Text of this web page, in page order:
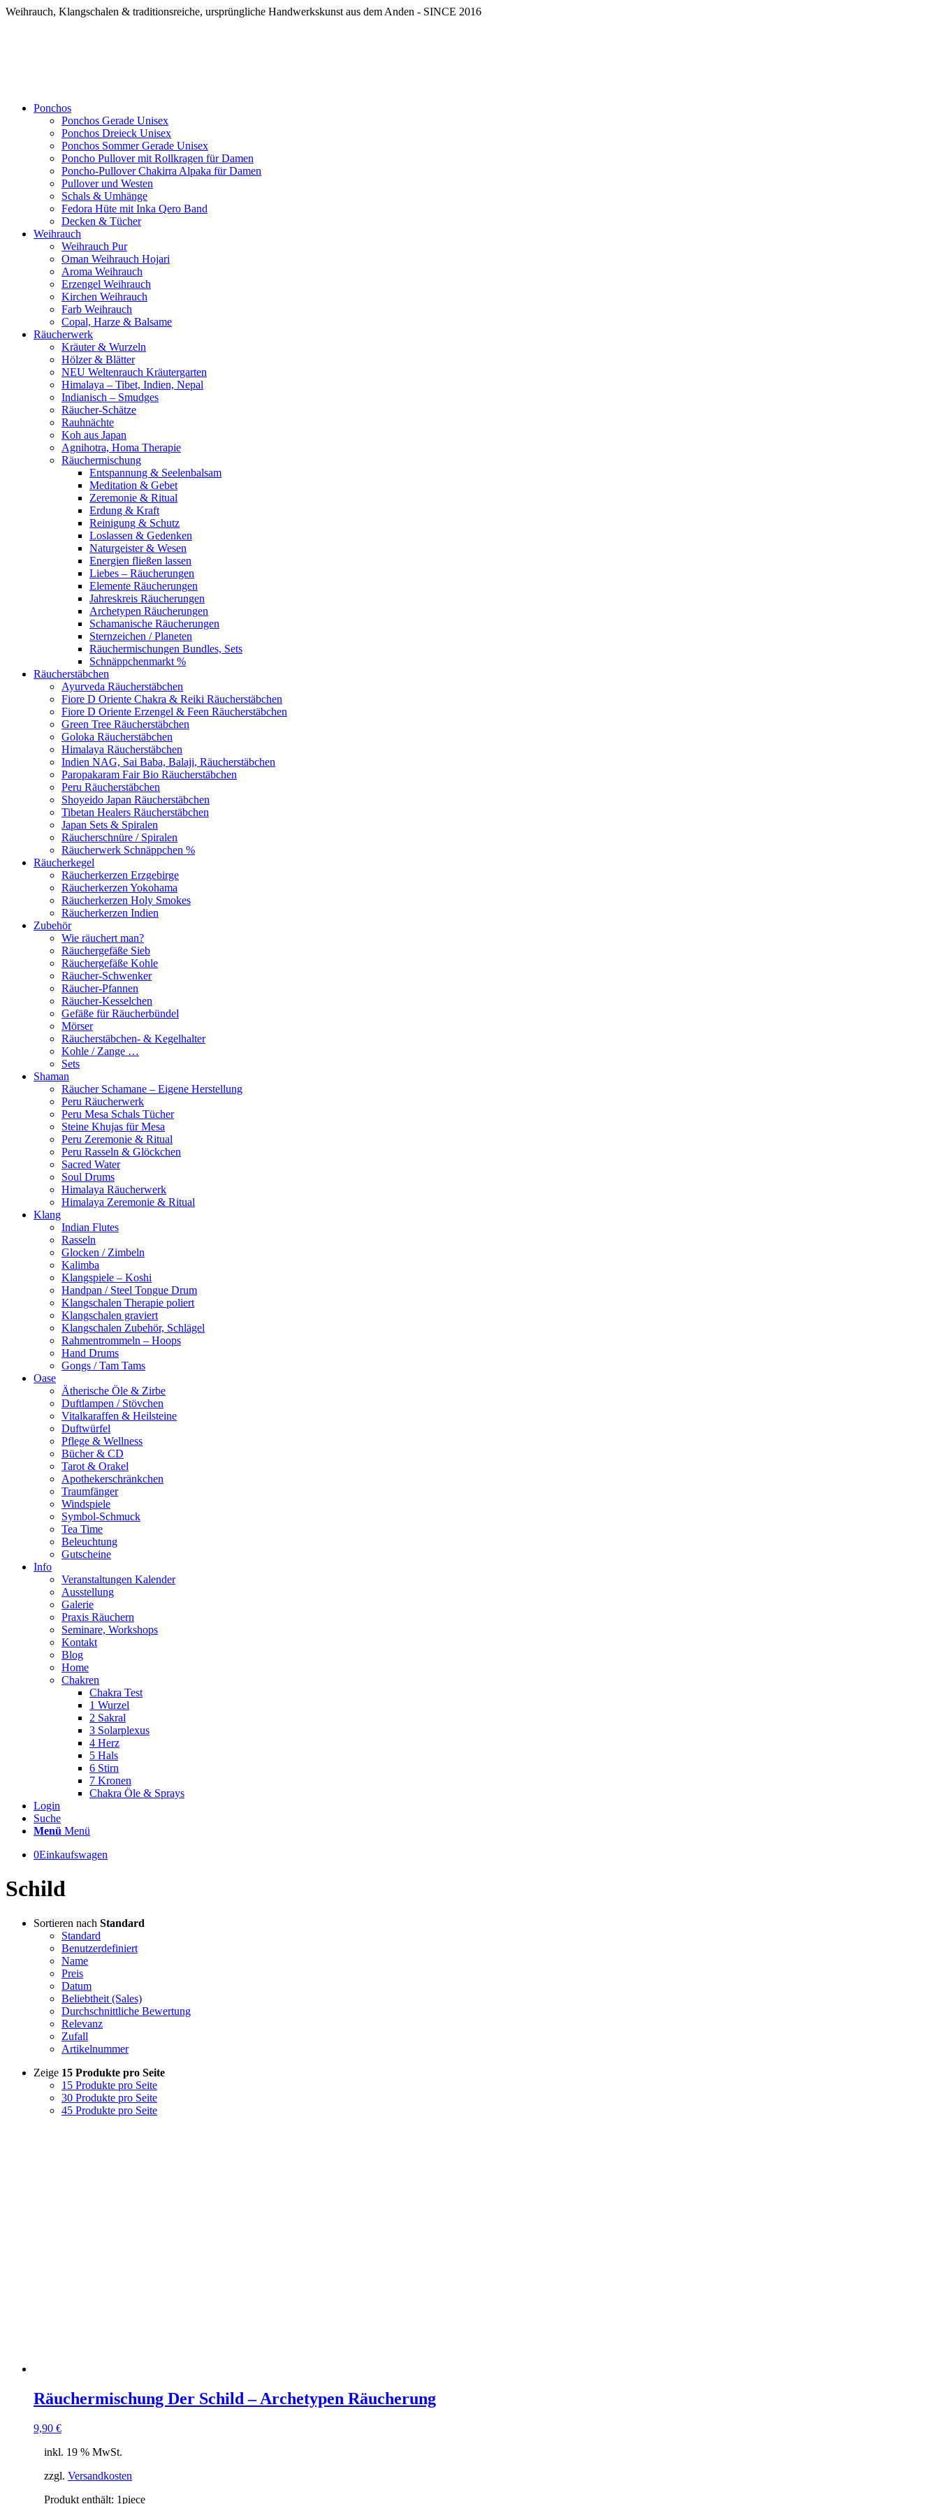
Weihrauch, Klangschalen & traditionsreiche, ursprüngliche Handwerkskunst aus dem Anden - SINCE 2016
Ponchos
Ponchos Gerade Unisex
Ponchos Dreieck Unisex
Ponchos Sommer Gerade Unisex
Poncho Pullover mit Rollkragen für Damen
Poncho-Pullover Chakirra Alpaka für Damen
Pullover und Westen
Schals & Umhänge
Fedora Hüte mit Inka Qero Band
Decken & Tücher
Weihrauch
Weihrauch Pur
Oman Weihrauch Hojari
Aroma Weihrauch
Erzengel Weihrauch
Kirchen Weihrauch
Farb Weihrauch
Copal, Harze & Balsame
Räucherwerk
Kräuter & Wurzeln
Hölzer & Blätter
NEU Weltenrauch Kräutergarten
Himalaya – Tibet, Indien, Nepal
Indianisch – Smudges
Räucher-Schätze
Rauhnächte
Koh aus Japan
Agnihotra, Homa Therapie
Räuchermischung
Entspannung & Seelenbalsam
Meditation & Gebet
Zeremonie & Ritual
Erdung & Kraft
Reinigung & Schutz
Loslassen & Gedenken
Naturgeister & Wesen
Energien fließen lassen
Liebes – Räucherungen
Elemente Räucherungen
Jahreskreis Räucherungen
Archetypen Räucherungen
Schamanische Räucherungen
Sternzeichen / Planeten
Räuchermischungen Bundles, Sets
Schnäppchenmarkt %
Räucherstäbchen
Ayurveda Räucherstäbchen
Fiore D Oriente Chakra & Reiki Räucherstäbchen
Fiore D Oriente Erzengel & Feen Räucherstäbchen
Green Tree Räucherstäbchen
Goloka Räucherstäbchen
Himalaya Räucherstäbchen
Indien NAG, Sai Baba, Balaji, Räucherstäbchen
Paropakaram Fair Bio Räucherstäbchen
Peru Räucherstäbchen
Shoyeido Japan Räucherstäbchen
Tibetan Healers Räucherstäbchen
Japan Sets & Spiralen
Räucherschnüre / Spiralen
Räucherwerk Schnäppchen %
Räucherkegel
Räucherkerzen Erzgebirge
Räucherkerzen Yokohama
Räucherkerzen Holy Smokes
Räucherkerzen Indien
Zubehör
Wie räuchert man?
Räuchergefäße Sieb
Räuchergefäße Kohle
Räucher-Schwenker
Räucher-Pfannen
Räucher-Kesselchen
Gefäße für Räucherbündel
Mörser
Räucherstäbchen- & Kegelhalter
Kohle / Zange …
Sets
Shaman
Räucher Schamane – Eigene Herstellung
Peru Räucherwerk
Peru Mesa Schals Tücher
Steine Khujas für Mesa
Peru Zeremonie & Ritual
Peru Rasseln & Glöckchen
Sacred Water
Soul Drums
Himalaya Räucherwerk
Himalaya Zeremonie & Ritual
Klang
Indian Flutes
Rasseln
Glocken / Zimbeln
Kalimba
Klangspiele – Koshi
Handpan / Steel Tongue Drum
Klangschalen Therapie poliert
Klangschalen graviert
Klangschalen Zubehör, Schlägel
Rahmentrommeln – Hoops
Hand Drums
Gongs / Tam Tams
Oase
Ätherische Öle & Zirbe
Duftlampen / Stövchen
Vitalkaraffen & Heilsteine
Duftwürfel
Pflege & Wellness
Bücher & CD
Tarot & Orakel
Apothekerschränkchen
Traumfänger
Windspiele
Symbol-Schmuck
Tea Time
Beleuchtung
Gutscheine
Info
Veranstaltungen Kalender
Ausstellung
Galerie
Praxis Räuchern
Seminare, Workshops
Kontakt
Blog
Home
Chakren
Chakra Test
1 Wurzel
2 Sakral
3 Solarplexus
4 Herz
5 Hals
6 Stirn
7 Kronen
Chakra Öle & Sprays
Login
Suche
Menü Menü
0Einkaufswagen
Schild
Sortieren nach Standard
Standard
Benutzerdefiniert
Name
Preis
Datum
Beliebtheit (Sales)
Durchschnittliche Bewertung
Relevanz
Zufall
Artikelnummer
Zeige 15 Produkte pro Seite
15 Produkte pro Seite
30 Produkte pro Seite
45 Produkte pro Seite
Räuchermischung Der Schild – Archetypen Räucherung
9,90 €
inkl. 19 % MwSt.
zzgl. Versandkosten
Produkt enthält: 1piece